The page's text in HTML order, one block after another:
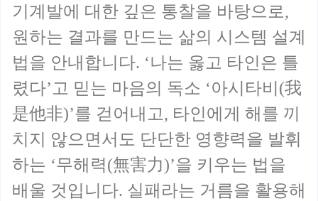
기계발에 대한 깊은 통찰을 바탕으로,
원하는 결과를 만드는 삶의 시스템 설계
법을 안내합니다. ‘나는 옳고 타인은 틀
렸다’고 믿는 마음의 독소 ‘아시타비(我
是他非)’를 걷어내고, 타인에게 해를 끼
치지 않으면서도 단단한 영향력을 발휘
하는 ‘무해력(無害力)’을 키우는 법을
배울 것입니다. 실패라는 거름을 활용해